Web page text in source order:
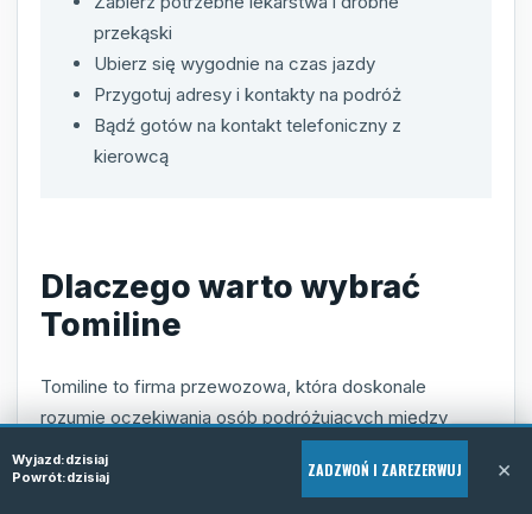
przekąski
Ubierz się wygodnie na czas jazdy
Przygotuj adresy i kontakty na podróż
Bądź gotów na kontakt telefoniczny z
kierowcą
Dlaczego warto wybrać
Tomiline
Tomiline to firma przewozowa, która doskonale
rozumie oczekiwania osób podróżujących między
Polską a Niemcami. Gwarantujemy kompleksową
obsługę, elastyczność, a przede wszystkim komfort
Wyjazd:dzisiaj
Powrót:dzisiaj ZADZWOŃ I ZAREZERWUJ ×